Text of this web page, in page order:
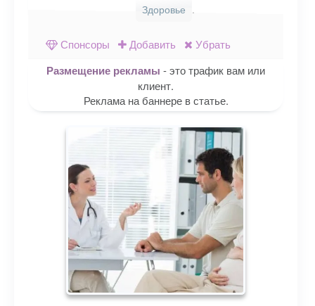
Здоровье .
Спонсоры Добавить Убрать
Размещение рекламы - это трафик вам или
клиент.
Реклама на баннере в статье.